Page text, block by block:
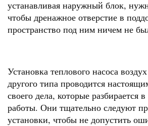
устанавливая наружный блок,
чтобы дренажное отверстие в
пространство под ним ничем не
Установка теплового насоса
другого типа проводится
своего дела, которые разбирается
работы. Они тщательно следуют
установки, чтобы не допустить